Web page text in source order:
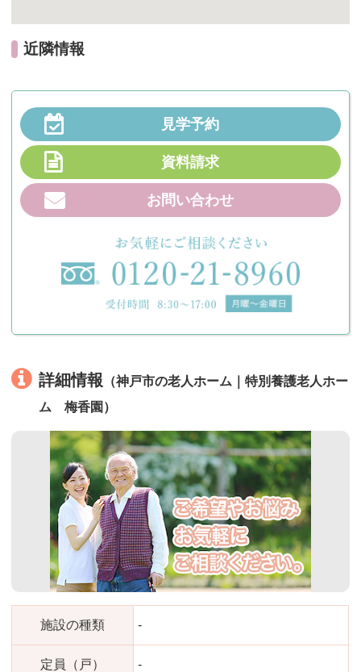
近隣情報
見学予約
資料請求
お問い合わせ
詳細情報 （神戸市の老人ホーム｜特別養護老人ホー
ム 梅香園）
施設の種類 -
定員（戸） -